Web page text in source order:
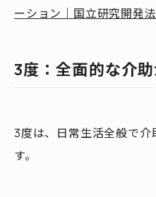
ーション｜国立研究開発
3度：全面的な介
3度は、日常生活全般で
す。